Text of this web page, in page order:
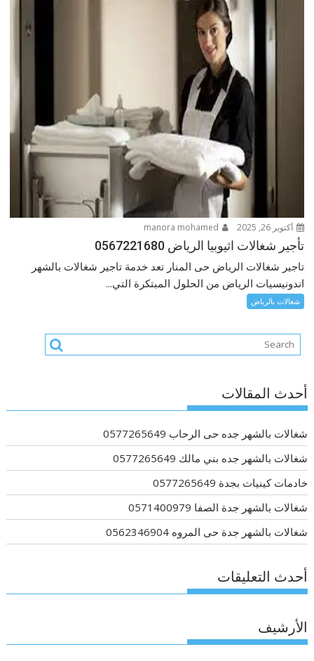
أكتوبر 26, 2025
تأجير شغالات اثيوبيا الرياض 0567221680
تاجير شغالات الرياض حى المنار تعد خدمة تاجير شغالات بالشهر
اندونيسيات الرياض من الحلول المبتكرة التي...
شغالات بالرياض
أحدث المقالات
شغالات بالشهر جده حى الرحاب 0577265649
شغالات بالشهر جده بني مالك 0577265649
خادمات كينيات بجدة 0577265649
شغالات بالشهر جدة الصفا 0571400979
شغالات بالشهر جدة حى المروه 0562346904
أحدث التعليقات
الأرشيف